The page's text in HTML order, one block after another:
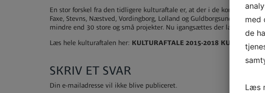
En stor forskel fra den tidligere kulturaftale er, at der i de kommende
Faxe, Stevns, Næstved, Vordingborg, Lolland og Guldborgsund
mindre end 30 store og små projekter. Nu igangsættes der langt færre,
Læs hele kulturaftalen her: KULTURAFTALE 2015-2018
SKRIV ET SVAR
Din e-mailadresse vil ikke blive publiceret.
med
de
Læs